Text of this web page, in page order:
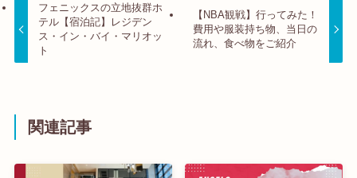
フェニックスの立地抜群ホ
テル【宿泊記】レジデン
ス・イン・バイ・マリオッ
ト
【NBA観戦】行ってみた！
費用や服装持ち物、当日の
流れ、食べ物をご紹介
関連記事